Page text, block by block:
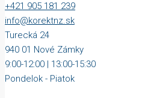
+421 905 181 239
info@korektnz.sk
Turecká 24
940 01 Nové Zámky
9:00-12:00 | 13:00-15:30
Pondelok - Piatok